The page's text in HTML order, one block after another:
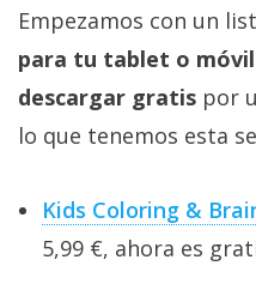
Empezamos con un
para tu tablet o
descargar gratis por
lo que tenemos esta
Kids Coloring &
5,99 €, ahora es